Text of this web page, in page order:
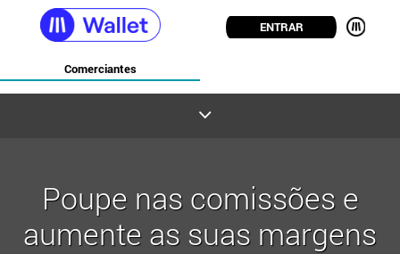
ENTRAR
Comerciantes
Poupe nas comissões e
aumente as suas margens